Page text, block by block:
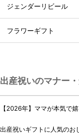
ジェンダーリビール
フラワーギフト
出産祝いのマナー
【2026年】ママが本気で
出産祝いギフトに人気のお